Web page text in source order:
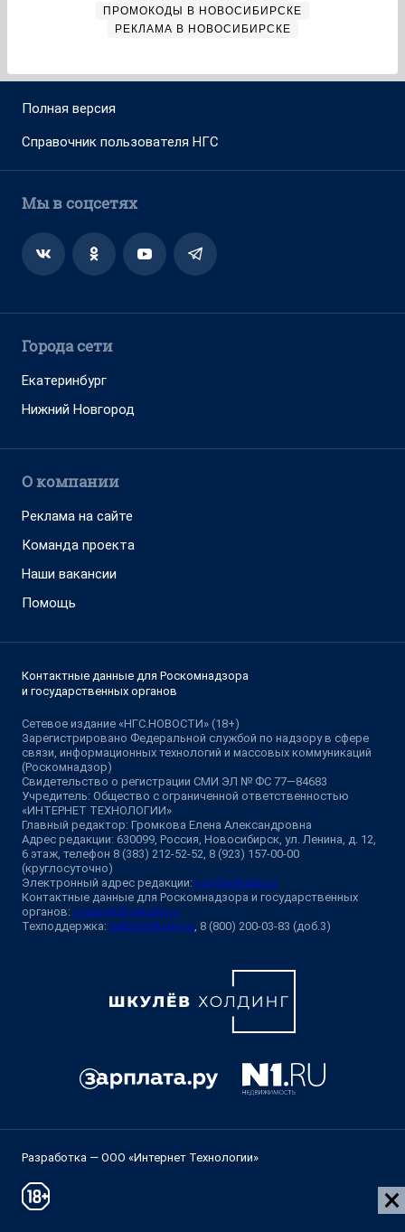
ПРОМОКОДЫ В НОВОСИБИРСКЕ
РЕКЛАМА В НОВОСИБИРСКЕ
Полная версия
Справочник пользователя НГС
Мы в соцсетях
Города сети
Екатеринбург
Нижний Новгород
О компании
Реклама на сайте
Команда проекта
Наши вакансии
Помощь
Контактные данные для Роскомнадзора
и государственных органов
Сетевое издание «НГС.НОВОСТИ» (18+)
Зарегистрировано Федеральной службой по надзору в сфере
связи, информационных технологий и массовых коммуникаций
(Роскомнадзор)
Свидетельство о регистрации СМИ ЭЛ № ФС 77—84683
Учредитель: Общество с ограниченной ответственностью
«ИНТЕРНЕТ ТЕХНОЛОГИИ»
Главный редактор: Громкова Елена Александровна
Адрес редакции: 630099, Россия, Новосибирск, ул. Ленина, д. 12,
6 этаж, телефон 8 (383) 212-52-52, 8 (923) 157-00-00
(круглосуточно)
Электронный адрес редакции: ngs@shkulev.ru
Контактные данные для Роскомнадзора и государственных
органов: juristnsk@shkulev.ru
Техподдержка: help@shkulev.ru , 8 (800) 200-03-83 (доб.3)
Разработка — ООО «Интернет Технологии»